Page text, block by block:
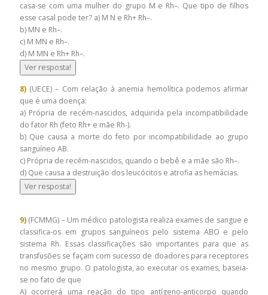
casa-se com uma mulher do grupo M e Rh–. Que tipo de filhos
esse casal pode ter? a) M N e Rh+ Rh–.
b) MN e Rh–.
c) M MN e Rh–.
d) M MN e Rh+ Rh–.
Ver resposta!
8) (UECE) – Com relação à anemia hemolítica podemos afirmar
que é uma doença:
a) Própria de recém-nascidos, adquirida pela incompatibilidade
do fator Rh (feto Rh+ e mãe Rh-).
b) Que causa a morte do feto por incompatibilidade ao grupo
sanguíneo AB.
c) Própria de recém-nascidos, quando o bebê e a mãe são Rh–.
d) Que causa a destruição dos leucócitos e atrofia as hemácias.
Ver resposta!
9) (FCMMG) – Um médico patologista realiza exames de sangue e
classifica-os em grupos sanguíneos pelo sistema ABO e pelo
sistema Rh. Essas classificações são importantes para que as
transfusões se façam com sucesso de doadores para receptores
no mesmo grupo. O patologista, ao executar os exames, baseia-
se no fato de que
A) ocorrerá uma reação do tipo antígeno-anticorpo quando